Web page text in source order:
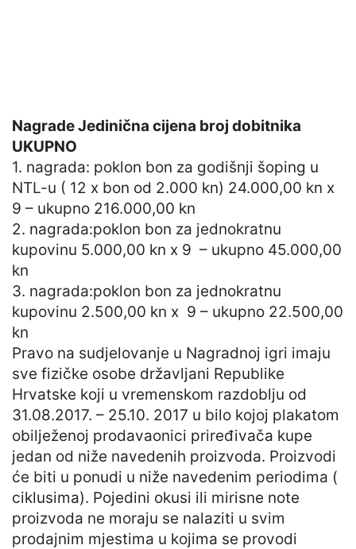
Nagrade Jedinična cijena broj dobitnika
UKUPNO
1. nagrada: poklon bon za godišnji šoping u
NTL-u ( 12 x bon od 2.000 kn) 24.000,00 kn x
9 – ukupno 216.000,00 kn
2. nagrada:poklon bon za jednokratnu
kupovinu 5.000,00 kn x 9 – ukupno 45.000,00
kn
3. nagrada:poklon bon za jednokratnu
kupovinu 2.500,00 kn x 9 – ukupno 22.500,00
kn
Pravo na sudjelovanje u Nagradnoj igri imaju
sve fizičke osobe državljani Republike
Hrvatske koji u vremenskom razdoblju od
31.08.2017. – 25.10. 2017 u bilo kojoj plakatom
obilježenoj prodavaonici priređivača kupe
jedan od niže navedenih proizvoda. Proizvodi
će biti u ponudi u niže navedenim periodima (
ciklusima). Pojedini okusi ili mirisne note
proizvoda ne moraju se nalaziti u svim
prodajnim mjestima u kojima se provodi